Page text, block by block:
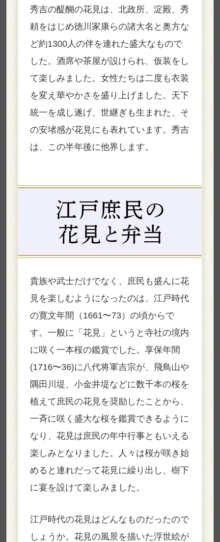
秀吉の醍醐の花見は、北政所、淀殿、秀
頼をはじめ徳川家康らの諸大名と奥方な
ど約1300人の伴を連れた盛大なもので
した。酒席や茶屋が設けられ、仮装をし
て楽しみました。女性たちは二度も衣装
を変え華やかさを盛り上げました。天下
統一を成し遂げ、世継ぎも生まれた、そ
の安堵感が花見にも表れています。秀吉
は、この半年後に他界します。
貴族や武士だけでなく、庶民も盛んに花
見を楽しむようになったのは、江戸時代
の寛文年間（1661〜73）の頃からで
す。一般に「花見」というと寺社の境内
に咲く一本桜の鑑賞でした。享保年間
(1716〜36)に八代将軍吉宗が、飛鳥山や
隅田川堤、小金井堤などに数千本の桜を
植えて庶民の花見を奨励したことから、
一斉に咲く盛大な桜を鑑賞できるように
なり、花見は庶民の年中行事ともいえる
楽しみとなりました。人々は桜が咲き始
めると連れだって花見に繰り出し、樹下
に宴を設けて楽しみました。
江戸時代の花見はどんなものだったので
しょうか。花見の風景を描いた浮世絵が